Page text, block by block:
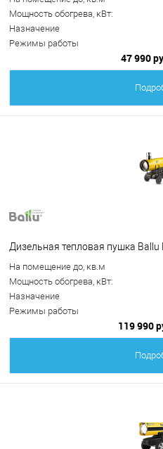
Мощность обогрева, кВт:
Назначение
Режимы работы
47 990
Дизельная тепловая пушка Ballu
На помещение до, кв.м
Мощность обогрева, кВт:
Назначение
Режимы работы
119 990